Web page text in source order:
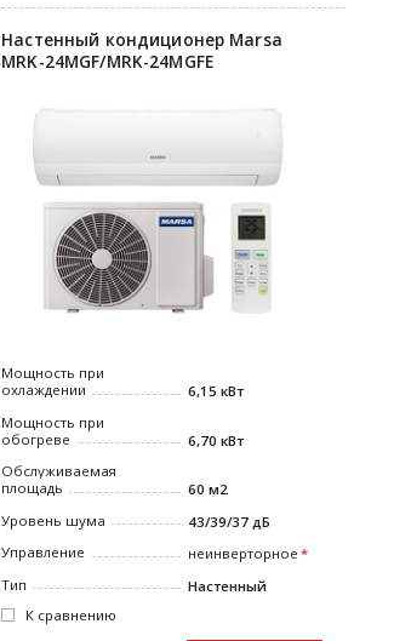
Настенный кондиционер Marsa
MRK-24MGF/MRK-24MGFE
Мощность при
охлаждении
6,15 кВт
Мощность при
обогреве
6,70 кВт
Обслуживаемая
площадь
60 м2
Уровень шума
43/39/37 дБ
Управление
неинверторное
Тип
Настенный
К сравнению